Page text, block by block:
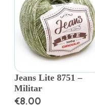
Jeans Lite 8751 –
Militar
€8.00